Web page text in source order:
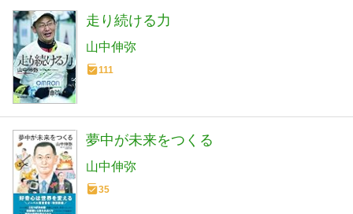
走り続ける力
山中伸弥
111
夢中が未来をつくる
山中伸弥
35